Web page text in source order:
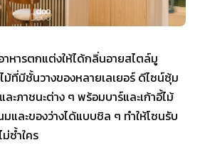
าหารตกแต่งให้ได้กลิ่นอายสไตล์มู
ม้ที่มีชั้นวางของหลายเลเยอร์ ดีไซน์ซุ้ม
ะภาชนะต่าง ๆ พร้อมบาร์และเก้าอี้ไม้
และของว่างได้แบบชิล ๆ ทำให้โซนรับ
ซ้ำใคร